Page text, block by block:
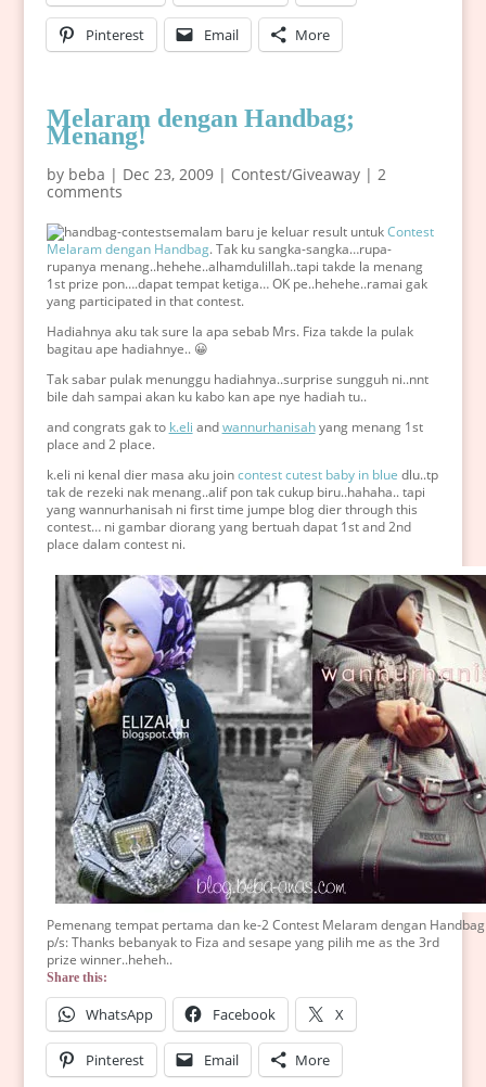
Pinterest Email More
Melaram dengan Handbag;
Menang!
by beba | Dec 23, 2009| Contest/Giveaway| 2
comments
semalam baru je keluar result untukContest
Melaram dengan Handbag. Tak ku sangka-sangka…rupa-
rupanya menang..hehehe..alhamdulillah..tapi takde la menang
1st prize pon….dapat tempat ketiga… OK pe..hehehe..ramai gak
yang participated in that contest.
Hadiahnya aku tak sure la apa sebab Mrs. Fiza takde la pulak
bagitau ape hadiahnye.. 😀
Tak sabar pulak menunggu hadiahnya..surprise sungguh ni..nnt
bile dah sampai akan ku kabo kan ape nye hadiah tu..
and congrats gak to k.eli andwannurhanisahyang menang 1st
place and 2 place.
k.eli ni kenal dier masa aku joincontest cutest baby in blue dlu..tp
tak de rezeki nak menang..alif pon tak cukup biru..hahaha.. tapi
yang wannurhanisah ni first time jumpe blog dier through this
contest… ni gambar diorang yang bertuah dapat 1st and 2nd
place dalam contest ni.
Pemenang tempat pertama dan ke-2 Contest Melaram dengan Handbag
p/s: Thanks bebanyak to Fiza and sesape yang pilih me as the 3rd
prize winner..heheh..
Share this:
WhatsApp Facebook X
Pinterest Email More